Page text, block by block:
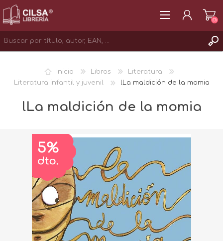
INICIAR SESIÓN
(0)
Inicio Libros
Literatura
Literatura infantil y juvenil
lLa maldición de la momia
lLa maldición de la momia